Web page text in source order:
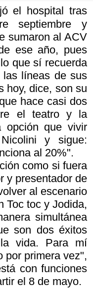
el hospital tras
septiembre y
sumaron al ACV
ese año, pues
que sí recuerda
las líneas de sus
hoy, dice, son su
hace casi dos
el teatro y la
opción que vivir
y sigue:
al 20%".
como si fuera
y presentador de
al escenario
Toc toc y Jodida,
simultánea
son dos éxitos
vida. Para mí
por primera vez",
con funciones
el 8 de mayo.